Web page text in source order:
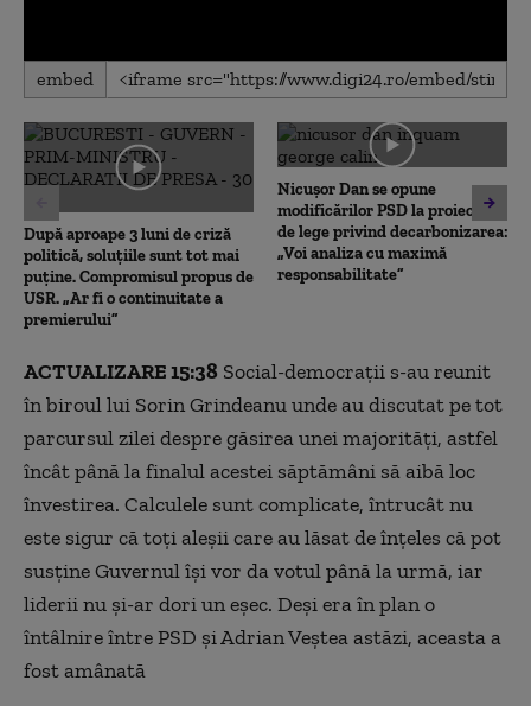
0
seconds
0
seconds
embed
După aproape 3 luni de criză
politică, soluțiile sunt tot mai
puține. Compromisul propus de
USR. „Ar fi o continuitate a
premierului”
Nicușor Dan se opune
modificărilor PSD la proiectul
de lege privind decarbonizarea:
„Voi analiza cu maximă
responsabilitate”
ACTUALIZARE 15:38 Social-democrații s-au reunit
în biroul lui Sorin Grindeanu unde au discutat pe tot
parcursul zilei despre găsirea unei majorități, astfel
încât până la finalul acestei săptămâni să aibă loc
învestirea. Calculele sunt complicate, întrucât nu
este sigur că toți aleșii care au lăsat de înțeles că pot
susține Guvernul își vor da votul până la urmă, iar
liderii nu și-ar dori un eșec. Deși era în plan o
întâlnire între PSD și Adrian Veștea astăzi, aceasta a
fost amânată